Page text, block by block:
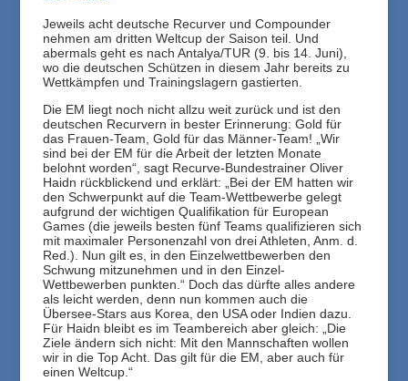
Jeweils acht deutsche Recurver und Compounder
nehmen am dritten Weltcup der Saison teil. Und
abermals geht es nach Antalya/TUR (9. bis 14. Juni),
wo die deutschen Schützen in diesem Jahr bereits zu
Wettkämpfen und Trainingslagern gastierten.
Die EM liegt noch nicht allzu weit zurück und ist den
deutschen Recurvern in bester Erinnerung: Gold für
das Frauen-Team, Gold für das Männer-Team! „Wir
sind bei der EM für die Arbeit der letzten Monate
belohnt worden“, sagt Recurve-Bundestrainer Oliver
Haidn rückblickend und erklärt: „Bei der EM hatten wir
den Schwerpunkt auf die Team-Wettbewerbe gelegt
aufgrund der wichtigen Qualifikation für European
Games (die jeweils besten fünf Teams qualifizieren sich
mit maximaler Personenzahl von drei Athleten, Anm. d.
Red.). Nun gilt es, in den Einzelwettbewerben den
Schwung mitzunehmen und in den Einzel-
Wettbewerben punkten.“ Doch das dürfte alles andere
als leicht werden, denn nun kommen auch die
Übersee-Stars aus Korea, den USA oder Indien dazu.
Für Haidn bleibt es im Teambereich aber gleich: „Die
Ziele ändern sich nicht: Mit den Mannschaften wollen
wir in die Top Acht. Das gilt für die EM, aber auch für
einen Weltcup.“